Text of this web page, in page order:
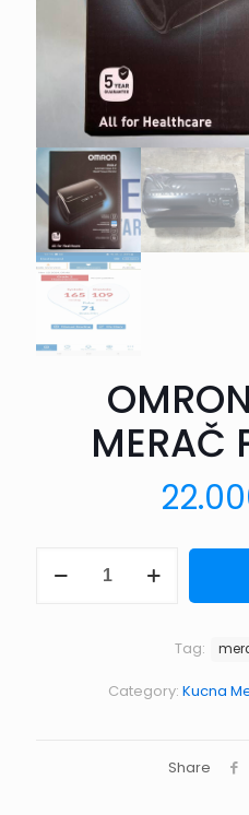
MERAČ
EVOLV
Category: Kucna
Tag:
Share